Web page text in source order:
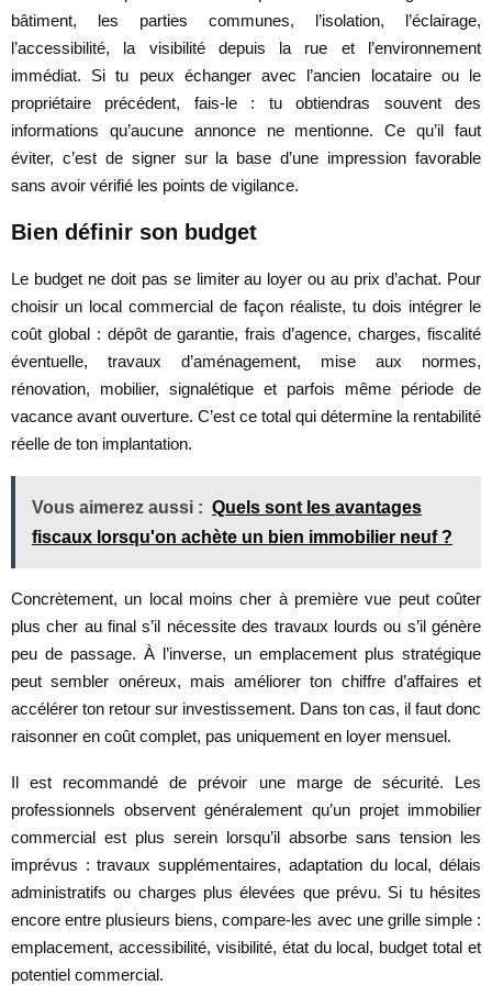
bâtiment, les parties communes, l’isolation, l’éclairage,
l’accessibilité, la visibilité depuis la rue et l’environnement
immédiat. Si tu peux échanger avec l’ancien locataire ou le
propriétaire précédent, fais-le : tu obtiendras souvent des
informations qu’aucune annonce ne mentionne. Ce qu’il faut
éviter, c’est de signer sur la base d’une impression favorable
sans avoir vérifié les points de vigilance.
Bien définir son budget
Le budget ne doit pas se limiter au loyer ou au prix d’achat. Pour
choisir un local commercial de façon réaliste, tu dois intégrer le
coût global : dépôt de garantie, frais d’agence, charges, fiscalité
éventuelle, travaux d’aménagement, mise aux normes,
rénovation, mobilier, signalétique et parfois même période de
vacance avant ouverture. C’est ce total qui détermine la rentabilité
réelle de ton implantation.
Vous aimerez aussi : Quels sont les avantages
fiscaux lorsqu'on achète un bien immobilier neuf ?
Concrètement, un local moins cher à première vue peut coûter
plus cher au final s’il nécessite des travaux lourds ou s’il génère
peu de passage. À l’inverse, un emplacement plus stratégique
peut sembler onéreux, mais améliorer ton chiffre d’affaires et
accélérer ton retour sur investissement. Dans ton cas, il faut donc
raisonner en coût complet, pas uniquement en loyer mensuel.
Il est recommandé de prévoir une marge de sécurité. Les
professionnels observent généralement qu’un projet immobilier
commercial est plus serein lorsqu’il absorbe sans tension les
imprévus : travaux supplémentaires, adaptation du local, délais
administratifs ou charges plus élevées que prévu. Si tu hésites
encore entre plusieurs biens, compare-les avec une grille simple :
emplacement, accessibilité, visibilité, état du local, budget total et
potentiel commercial.